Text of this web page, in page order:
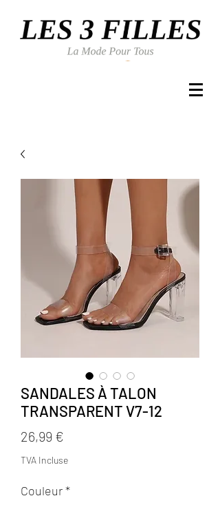
Se connecter
SANDALES À TALON
TRANSPARENT V7-12
26,99 €
TVA Incluse
Couleur*